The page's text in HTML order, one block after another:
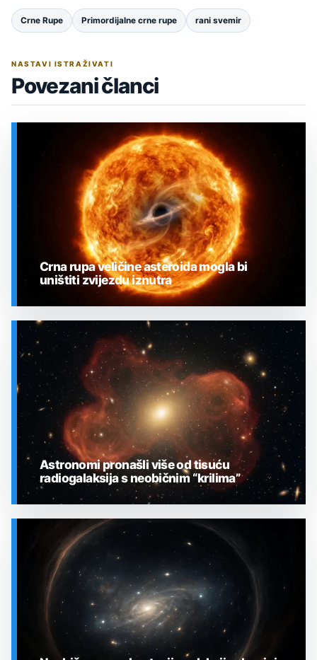
Crne Rupe Primordijalne crne rupe rani svemir
NASTAVI ISTRAŽIVATI
Povezani članci
Crna rupa veličine asteroida mogla bi
uništiti zvijezdu iznutra
SVEMIR
Astronomi pronašli više od tisuću
radiogalaksija s neobičnim “krilima”